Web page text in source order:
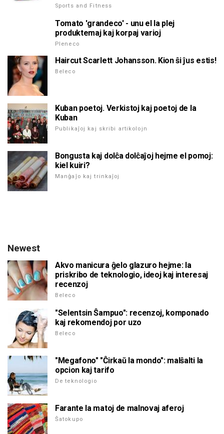
Sports and Fitness
Tomato 'grandeco' - unu el la plej
produktemaj kaj korpaj varioj
Pleneco
Haircut Scarlett Johansson. Kion ŝi ĵus estis!
Beleco
Kuban poetoj. Verkistoj kaj poetoj de la
Kuban
Publikaĵoj kaj skribi artikolojn
Bongusta kaj dolĉa dolĉaĵoj hejme el pomoj:
kiel kuiri?
Manĝaĵo kaj trinkaĵoj
Newest
Akvo manicura ĝelo glazuro hejme: la
priskribo de teknologio, ideoj kaj interesaj
recenzoj
Beleco
"Selentsin Ŝampuo": recenzoj, komponado
kaj rekomendoj por uzo
Beleco
"Megafono" "Ĉirkaŭ la mondo": malŝalti la
opcion kaj tarifo
De teknologio
Farante la matoj de malnovaj aferoj
Ŝatokupo